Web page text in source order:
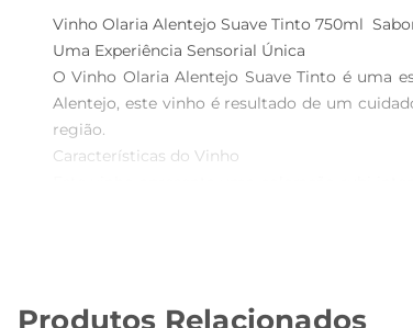
Vinho Olaria Alentejo Suave Tinto 750ml
Uma Experiência Sensorial Única
O Vinho Olaria Alentejo Suave Tinto é uma
Alentejo, este vinho é resultado de um
região.
Características do Vinho
como cerejas e framboesas, que se
com molhos leves, e até mesmo queijos
Produtos Relacionados